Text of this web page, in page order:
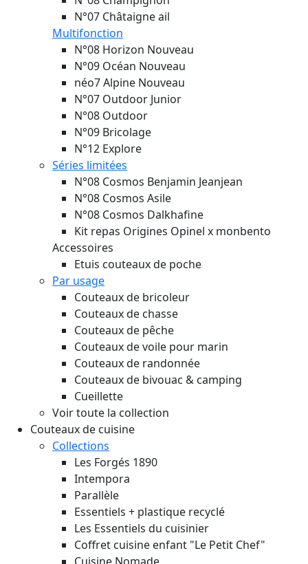
N°07 Châtaigne ail
Multifonction
N°08 Horizon Nouveau
N°09 Océan Nouveau
néo7 Alpine Nouveau
N°07 Outdoor Junior
N°08 Outdoor
N°09 Bricolage
N°12 Explore
Séries limitées
N°08 Cosmos Benjamin Jeanjean
N°08 Cosmos Asile
N°08 Cosmos Dalkhafine
Kit repas Origines Opinel x monbento
Accessoires
Etuis couteaux de poche
Par usage
Couteaux de bricoleur
Couteaux de chasse
Couteaux de pêche
Couteaux de voile pour marin
Couteaux de randonnée
Couteaux de bivouac & camping
Cueillette
Voir toute la collection
Couteaux de cuisine
Collections
Les Forgés 1890
Intempora
Parallèle
Essentiels + plastique recyclé
Les Essentiels du cuisinier
Coffret cuisine enfant "Le Petit Chef"